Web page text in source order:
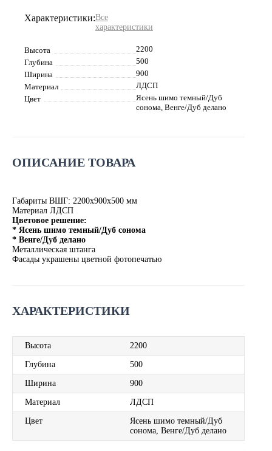
Характеристики:Все
характеристики
Высота
2200
Глубина
500
Ширина
900
Материал
ЛДСП
Цвет
Ясень шимо темный/Дуб
сонома, Венге/Дуб делано
ОПИСАНИЕ ТОВАРА
Габариты ВШГ: 2200х900х500 мм
Материал ЛДСП
Цветовое решение:
* Ясень шимо темный/Дуб сонома
* Венге/Дуб делано
Металлическая штанга
Фасады украшены цветной фотопечатью
ХАРАКТЕРИСТИКИ
Высота 2200
Глубина 500
Ширина 900
Материал ЛДСП
Цвет
Ясень шимо темный/Дуб
сонома, Венге/Дуб делано